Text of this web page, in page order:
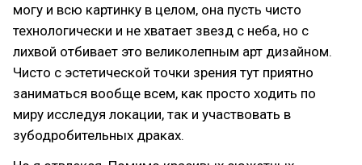
могу и всю картинку в целом, она пусть чисто
технологически и не хватает звезд с неба, но с
лихвой отбивает это великолепным арт дизайном.
Чисто с эстетической точки зрения тут приятно
заниматься вообще всем, как просто ходить по
миру исследуя локации, так и участвовать в
зубодробительных драках.